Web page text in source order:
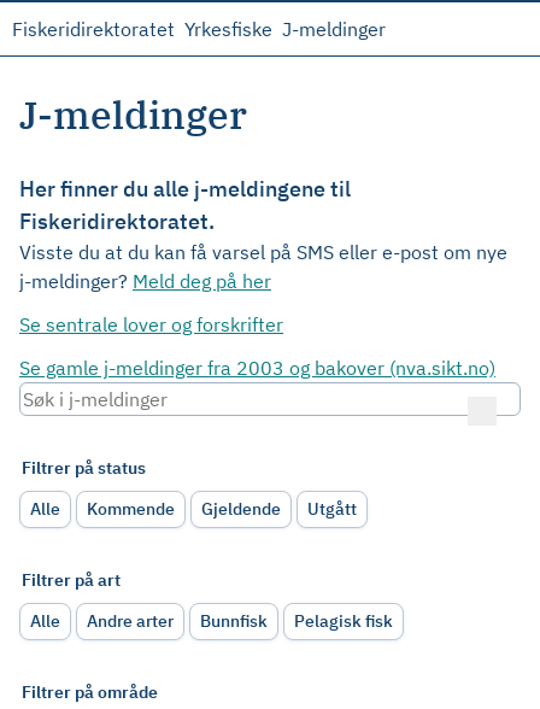
Fiskeridirektoratet Yrkesfiske J-meldinger
J-meldinger
Her finner du alle j-meldingene til
Fiskeridirektoratet.
Visste du at du kan få varsel på SMS eller e-post om nye
j-meldinger? Meld deg på her
Se sentrale lover og forskrifter
Se gamle j-meldinger fra 2003 og bakover (nva.sikt.no)
Filtrer på status
Alle
Kommende Gjeldende Utgått
Filtrer på art
Alle
Andre arter Bunnfisk Pelagisk fisk
Filtrer på område